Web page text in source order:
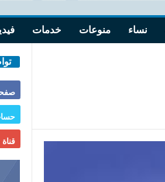
نساء منوعات خدمات